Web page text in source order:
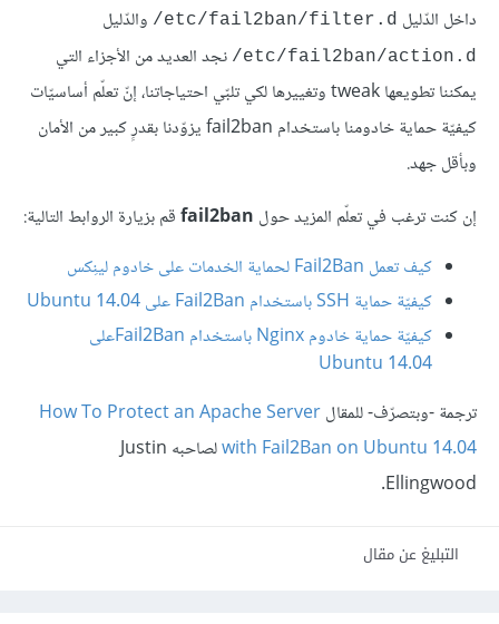
داخل الدّليل etc/fail2ban/filter.d/ والدّليل
etc/fail2ban/action.d/
نجد العديد من الأجزاء التي
يمكننا تطويعها tweak وتغييرها لكي تلبّي احتياجاتنا، إنّ تعلّم أساسيّات
كيفيّة حماية خادومنا باستخدام fail2ban يزوّدنا بقدرٍ كبير من الأمان
وبأقل جهد.
إن كنت ترغب في تعلّم المزيد حول fail2banقم بزيارة الروابط التالية:
كيف تعمل Fail2Ban لحماية الخدمات على خادوم لينِكس
كيفيّة حماية SSH باستخدام Fail2Ban على Ubuntu 14.04
كيفيّة حماية خادوم Nginx باستخدام Fail2Banعلى
Ubuntu 14.04
ترجمة -وبتصرّف- للمقالHow To Protect an Apache Server
with Fail2Ban on Ubuntu 14.04
لصاحبه Justin
Ellingwood.
التبليغ عن مقال